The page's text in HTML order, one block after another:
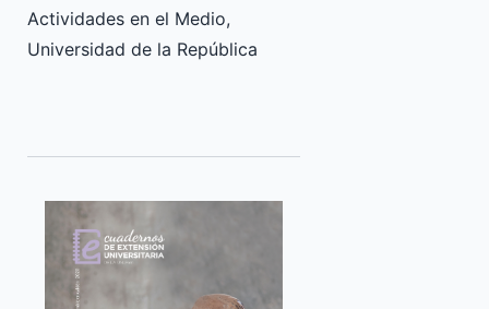
Actividades en el Medio,
Universidad de la República